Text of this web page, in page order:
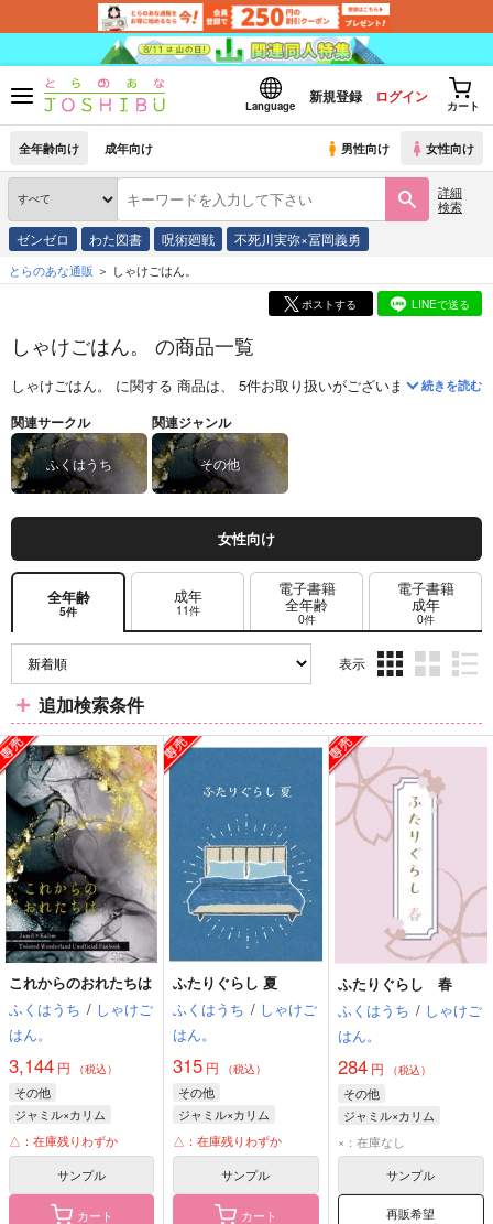
Language
新規登録 ログイン
カート
全年齢向け 成年向け 男性向け 女性向け
詳細
検索
ゼンゼロ わた図書 呪術廻戦 不死川実弥×冨岡義勇
とらのあな通販 しゃけごはん。
ポストする LINEで送る
しゃけごはん。 の商品一覧
しゃけごはん。 に関する 商品は、 5件お取り扱いがございます。「これ
続きを読む
関連サークル
ふくはうち
関連ジャンル
その他
女性向け
全年齢
5件
成年
11件
電子書籍
全年齢
0件
電子書籍
成年
0件
表示
ム
表
示
ム
表
ム
表
追加検索条件
これからのおれたちは
ふくはうち / しゃけご
はん。
3,144 円 （税込）
その他
ジャミル×カリム
ジャミル・バイパー
カリム・アルアジーム
△：在庫残りわずか
サンプル
カート
ふたりぐらし 夏
ふくはうち / しゃけご
はん。
315 円 （税込）
その他
ジャミル×カリム
ジャミル・バイパー
カリム・アルアジーム
△：在庫残りわずか
サンプル
カート
ふたりぐらし 春
ふくはうち / しゃけご
はん。
284円 （税込）
その他
ジャミル×カリム
カリム・アルアジーム
ジャミル・バイパー
×：在庫なし
サンプル
再販希望